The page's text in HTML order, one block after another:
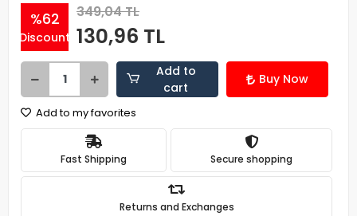
%62
Discount
349,04 TL
130,96 TL
Add to
cart
Buy Now
Add to my favorites
Fast Shipping Secure shopping
Returns and Exchanges